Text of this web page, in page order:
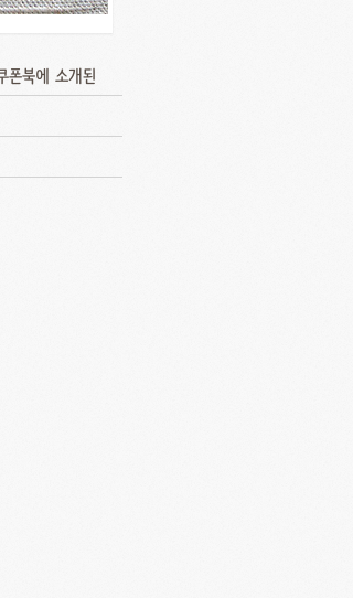
폰북에 소개된